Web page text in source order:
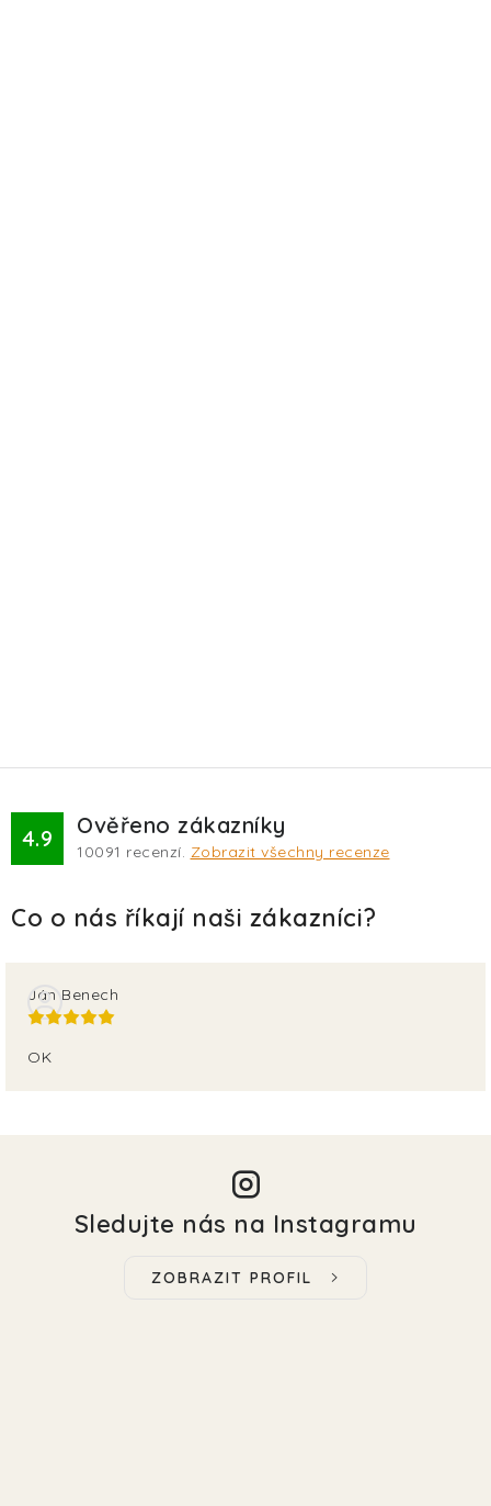
4.9 Ověřeno zákazníky
10091 recenzí. Zobrazit všechny recenze
Ján Benech
OK
Sledujte nás na Instagramu
ZOBRAZIT PROFIL